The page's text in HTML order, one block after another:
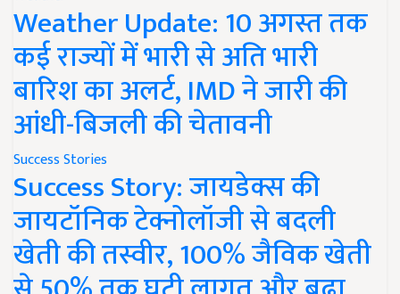
Weather Update: 10 अगस्त तक
कई राज्यों में भारी से अति भारी
बारिश का अलर्ट, IMD ने जारी की
आंधी-बिजली की चेतावनी
Success Stories
Success Story: जायडेक्स की
जायटॉनिक टेक्नोलॉजी से बदली
खेती की तस्वीर, 100% जैविक खेती